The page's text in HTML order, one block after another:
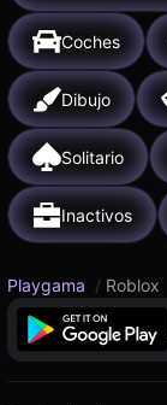
Coches
Dibujo
Solitario
Inactivos
Playgama / Roblox